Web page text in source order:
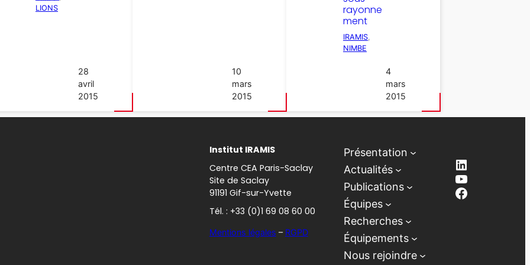
LIONS
28
avril
2015
10
mars
2015
rayonne
ment
IRAMIS
NIMBE
4
mars
2015
Institut IRAMIS
Centre CEA Paris-Saclay
Site de Saclay
91191 Gif-sur-Yvette
Tél. : +33 (0)1 69 08 60 00
Mentions légales – RGPD
Présentation
Actualités
Publications
Équipes
Recherches
Équipements
Nous rejoindre
LinkedIn
YouTube
Facebook